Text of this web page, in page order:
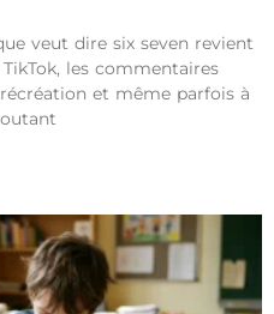
veut dire six seven revient
les commentaires
et même parfois à